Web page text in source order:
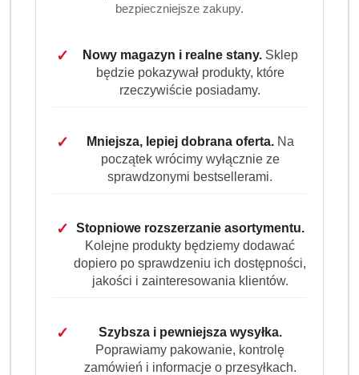
Program lojalnościowy dostępny jest tylko dla
zalogowanych klientów.
Do koszyka
ciągu:
3 dni
Cena przesyłki: 9.99
bezpieczniejsze zakupy.
✓ Nowy magazyn i realne stany.Sklep
będzie pokazywał produkty, które
rzeczywiście posiadamy.
✓ Mniejsza, lepiej dobrana oferta.Na
początek wrócimy wyłącznie ze
sprawdzonymi bestsellerami.
✓
Stopniowe rozszerzanie asortymentu.
Kolejne produkty będziemy dodawać
dopiero po sprawdzeniu ich dostępności,
jakości i zainteresowania klientów.
✓
Szybsza i pewniejsza wysyłka.
Poprawiamy pakowanie, kontrolę
zamówień i informacje o przesyłkach.